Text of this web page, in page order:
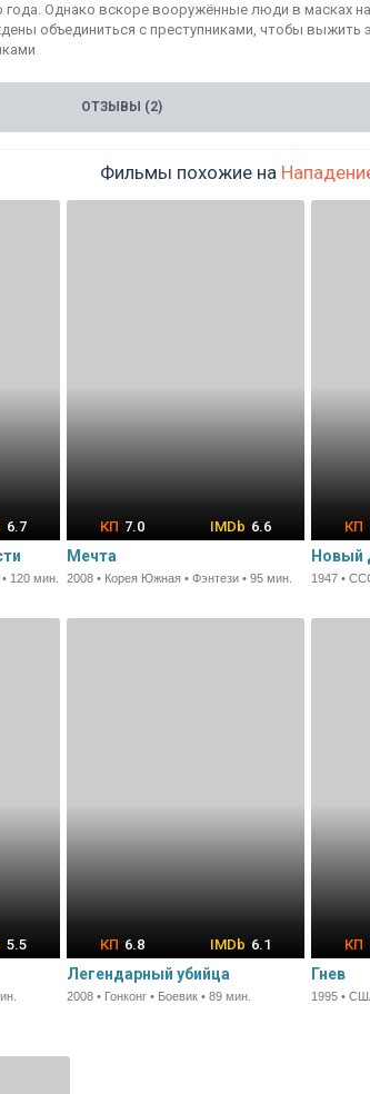
года. Однако вскоре вооружённые люди в масках
объединиться с преступниками, чтобы выжить
ОТЗЫВЫ (2)
Фильмы похожие на
6.7
120 мин.
7.0 6.6
Мечта
2008 • Корея Южная • Фэнтези • 95 мин.
Новый
1947 •
5.5 6.8 6.1
Легендарный убийца
2008 • Гонконг • Боевик • 89 мин.
Гнев
1995 •